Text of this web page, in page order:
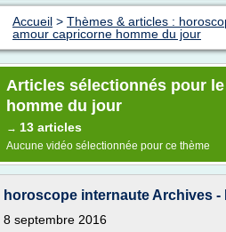
Accueil > Thèmes & articles :
amour capricorne homme du jour
Articles sélectionnés pour
homme du jour
→ 13 articles
Aucune vidéo sélectionnée pour ce thème
horoscope internaute Archives
8 septembre 2016